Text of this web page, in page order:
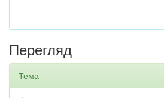
Перегляд
Тема